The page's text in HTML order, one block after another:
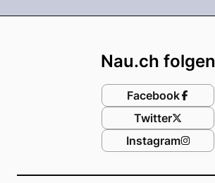
Nau.ch folgen
Facebook
Twitter
Instagram